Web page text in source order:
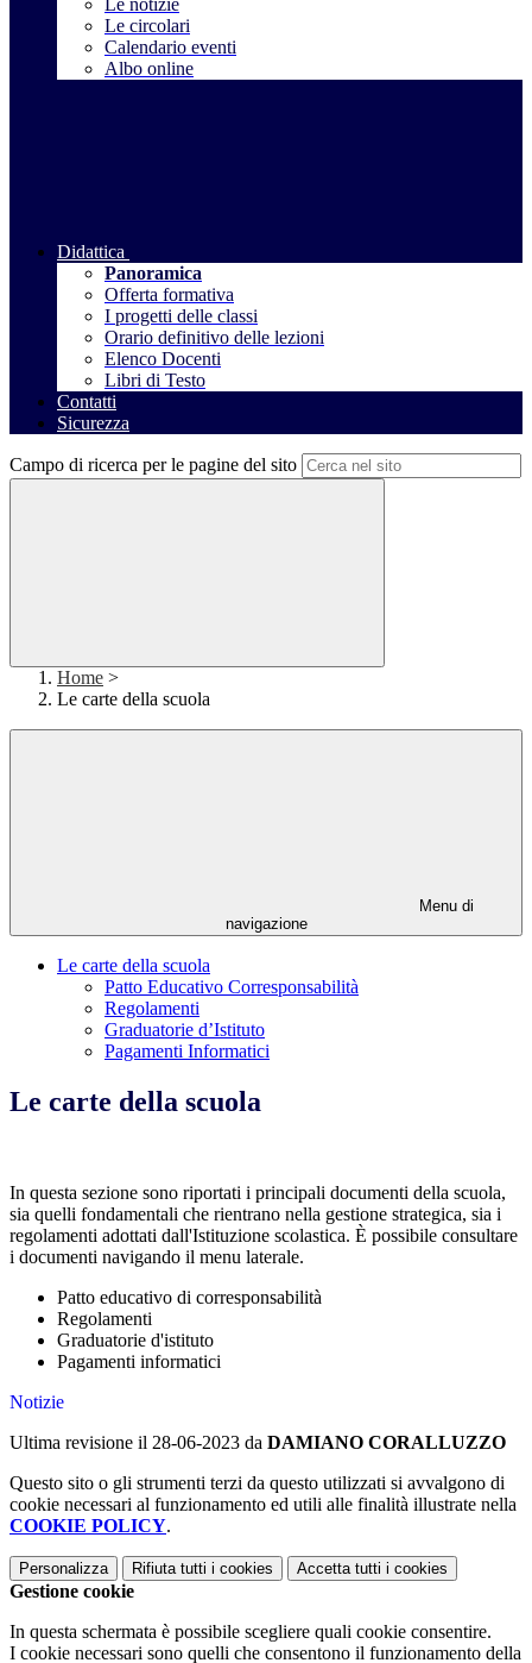
Le notizie
Le circolari
Calendario eventi
Albo online
Didattica
Panoramica
Offerta formativa
I progetti delle classi
Orario definitivo delle lezioni
Elenco Docenti
Libri di Testo
Contatti
Sicurezza
Campo di ricerca per le pagine del sito
Home >
Le carte della scuola
Menu di
navigazione
Le carte della scuola
Patto Educativo Corresponsabilità
Regolamenti
Graduatorie d’Istituto
Pagamenti Informatici
Le carte della scuola
In questa sezione sono riportati i principali documenti della scuola,
sia quelli fondamentali che rientrano nella gestione strategica, sia i
regolamenti adottati dall'Istituzione scolastica. È possibile consultare
i documenti navigando il menu laterale.
Patto educativo di corresponsabilità
Regolamenti
Graduatorie d'istituto
Pagamenti informatici
Notizie
Ultima revisione il 28-06-2023 da DAMIANO CORALLUZZO
Questo sito o gli strumenti terzi da questo utilizzati si avvalgono di
cookie necessari al funzionamento ed utili alle finalità illustrate nella
COOKIE POLICY.
Personalizza Rifiuta tutti i cookies Accetta tutti i cookies
Gestione cookie
In questa schermata è possibile scegliere quali cookie consentire.
I cookie necessari sono quelli che consentono il funzionamento della